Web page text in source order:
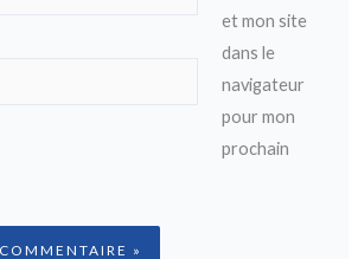
et mon site
dans le
navigateur
pour mon
prochain